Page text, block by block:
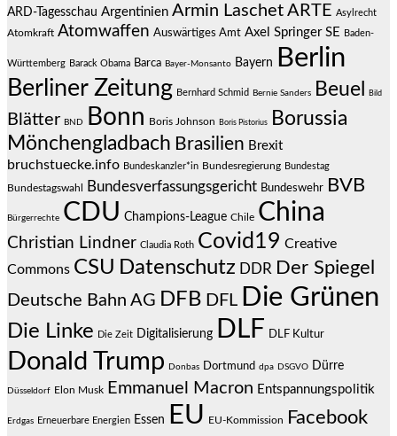
ARD-Tagesschau Argentinien Armin Laschet ARTE Asylrecht
Atomkraft Atomwaffen Auswärtiges Amt Axel Springer SE Baden-
Württemberg Barack Obama Barca Bayer-Monsanto Bayern Berlin
Berliner Zeitung Bernhard Schmid Bernie Sanders Beuel Bild
Blätter BND Bonn Boris Johnson Boris Pistorius
Borussia
Mönchengladbach Brasilien Brexit
bruchstuecke.info Bundeskanzler*in Bundesregierung Bundestag
Bundestagswahl Bundesverfassungsgericht Bundeswehr BVB
Bürgerrechte CDU Champions-League Chile China
Christian Lindner Claudia Roth Covid19 Creative
Commons CSU Datenschutz DDR Der Spiegel
Deutsche Bahn AG DFB DFL Die Grünen
Die Linke Die Zeit Digitalisierung DLF DLF Kultur
Donald Trump Donbas Dortmund dpa DSGVO Dürre
Düsseldorf Elon Musk Emmanuel Macron Entspannungspolitik
Erdgas Erneuerbare Energien Essen EU EU-Kommission Facebook